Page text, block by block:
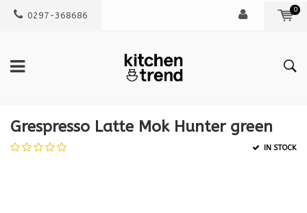
0297-368686
0
Grespresso Latte Mok Hunter green
IN STOCK